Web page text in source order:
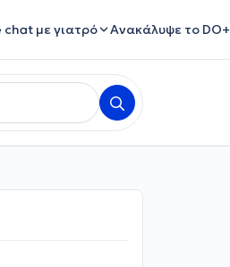
chat με γιατρό Ανακάλυψε το DO+